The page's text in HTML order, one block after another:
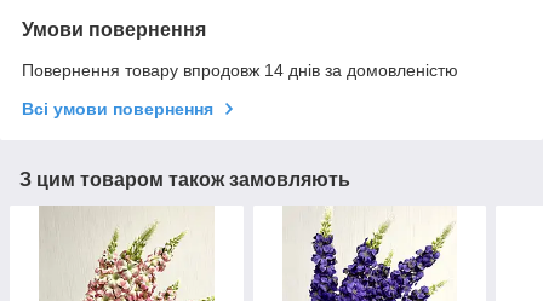
Умови повернення
Повернення товару впродовж 14 днів за домовленістю
Всі умови повернення
З цим товаром також замовляють